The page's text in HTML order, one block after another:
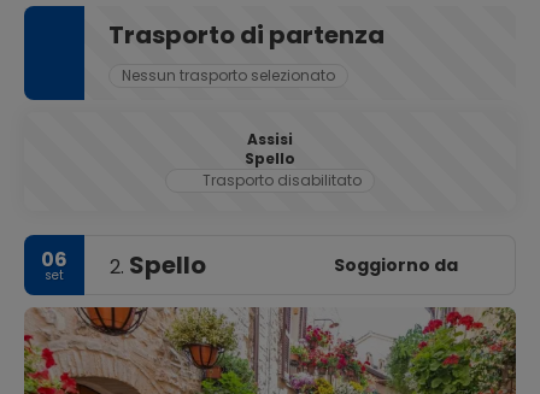
Trasporto di partenza
Nessun trasporto selezionato
Assisi
Spello
Trasporto disabilitato
06
set 2. Spello Soggiorno da